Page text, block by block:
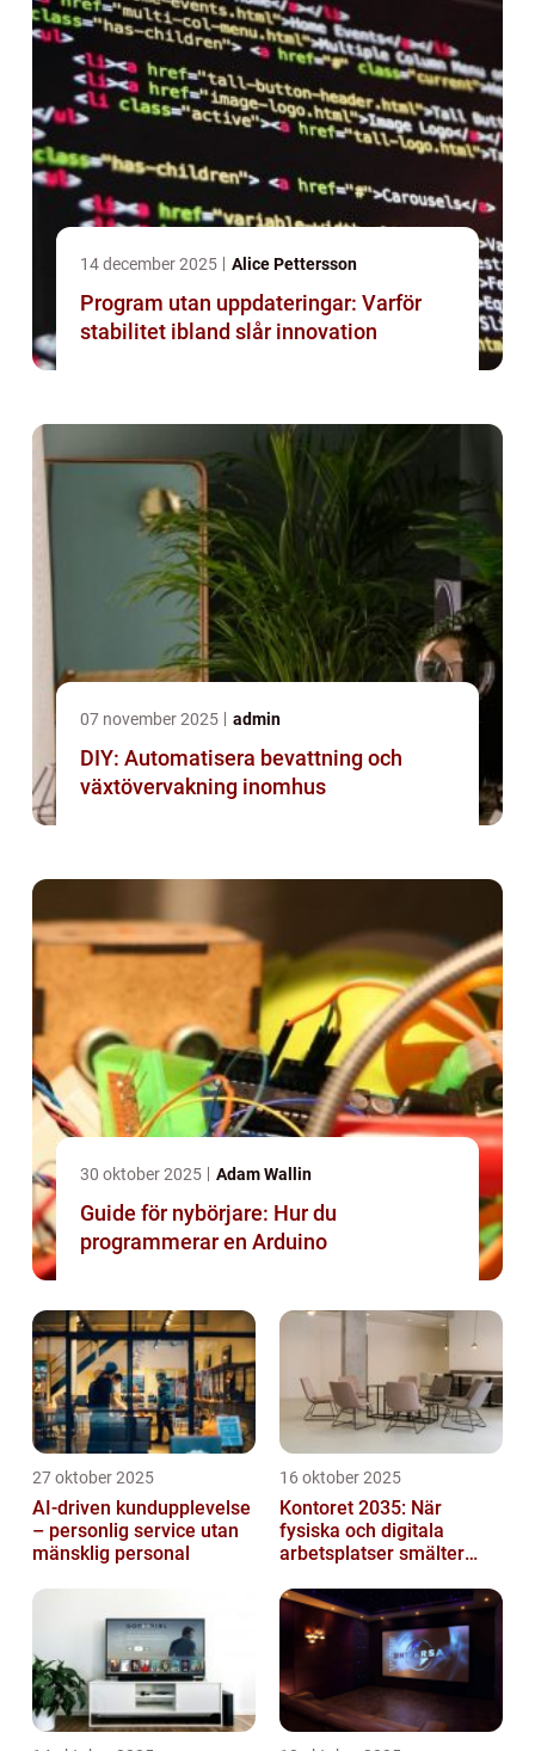
14 december 2025 Alice Pettersson
Program utan uppdateringar: Varför
stabilitet ibland slår innovation
07 november 2025 admin
DIY: Automatisera bevattning och
växtövervakning inomhus
30 oktober 2025 Adam Wallin
Guide för nybörjare: Hur du
programmerar en Arduino
27 oktober 2025
AI-driven kundupplevelse
– personlig service utan
mänsklig personal
16 oktober 2025
Kontoret 2035: När
fysiska och digitala
arbetsplatser smälter